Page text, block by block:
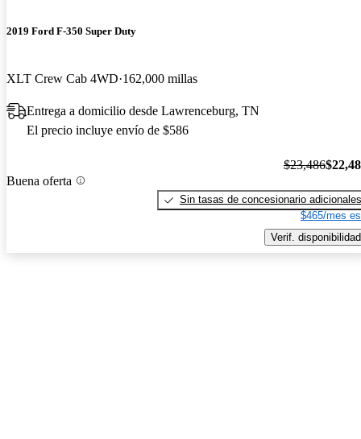
2019 Ford F-350 Super Duty
XLT Crew Cab 4WD 162,000 millas
Entrega a domicilio desde Lawrenceburg, TN
El precio incluye envío de $586
Buena oferta
$23,486
Sin tasas de concesionario adicionales
$465/mes
Verif. disponibilidad